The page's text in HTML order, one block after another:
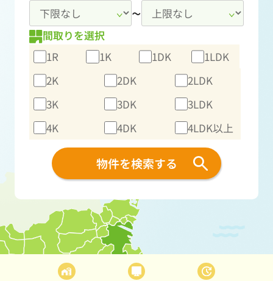
~
間取りを選択
1R
1K 1DK
1LDK
2K
2DK
2LDK
3K
3DK
3LDK
4K
4DK 4LDK以上
物件を検索する